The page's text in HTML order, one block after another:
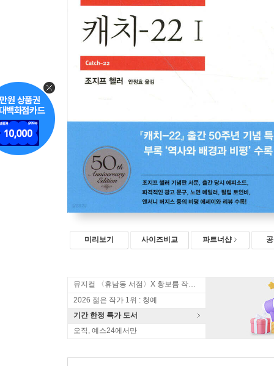
미리보기 사이즈비교 파트너샵
2026 젊은 작가 1위 : 청예
기간 한정 특가 도서
오직, 예스24에서만